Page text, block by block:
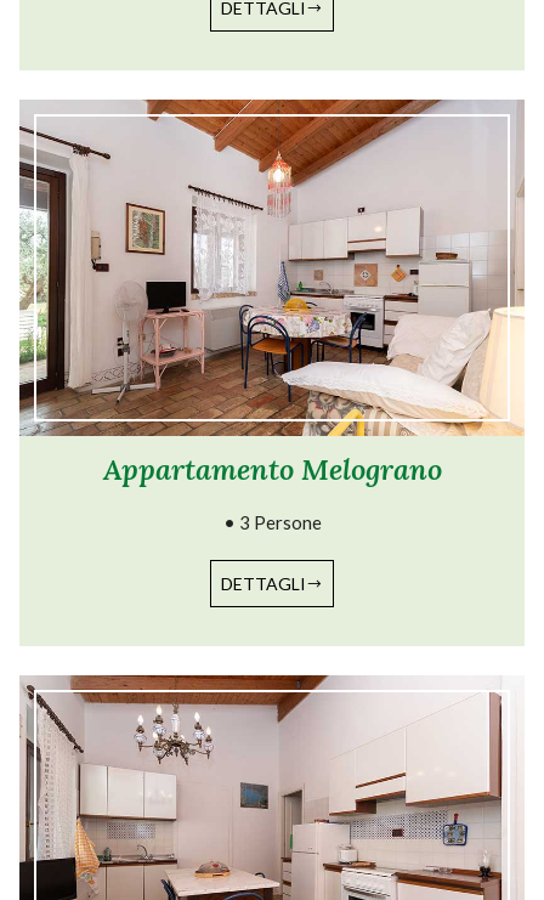
DETTAGLI
Appartamento Melograno
• 3 Persone
DETTAGLI